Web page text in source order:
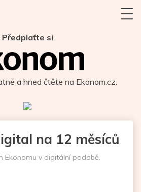
Předplaťte si
a hned čtěte na Ekonom.cz.
na 12 měsíců
Ekonomu v digitální podobě.